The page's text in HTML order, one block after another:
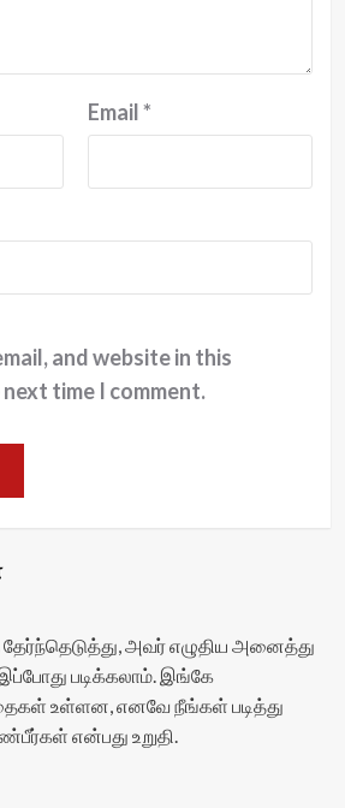
Email*
and website in this
time I comment.
அவர் எழுதிய அனைத்து
படிக்கலாம். இங்கே
உள்ளன, எனவே நீங்கள் படித்து
என்பது உறுதி.